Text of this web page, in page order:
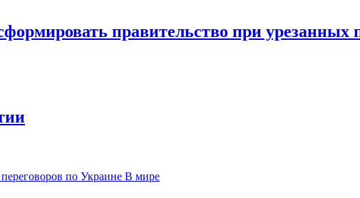
правительство при урезанных
В мире